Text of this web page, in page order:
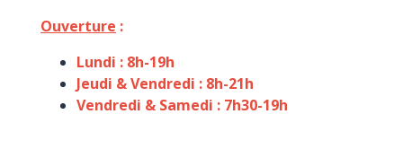
Ouverture :
Lundi : 8h-19h
Jeudi & Vendredi : 8h-21h
Vendredi & Samedi : 7h30-19h